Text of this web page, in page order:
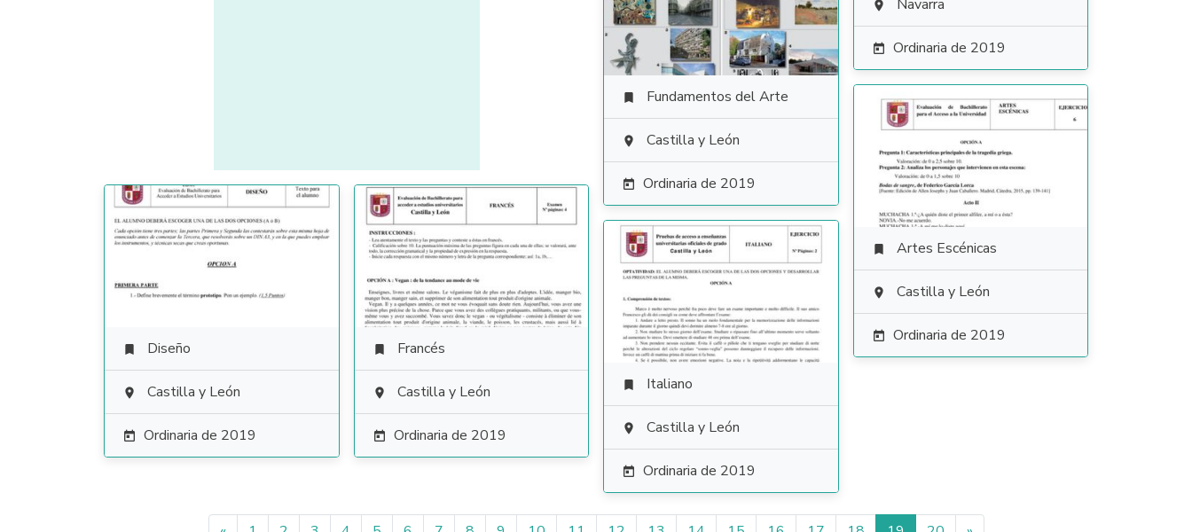
 Navarra
 Ordinaria de 2019
 Fundamentos del Arte
 Castilla y León
 Ordinaria de 2019
 Artes Escénicas
 Castilla y León
 Ordinaria de 2019
 Diseño
 Castilla y León
 Ordinaria de 2019
 Francés
 Castilla y León
 Ordinaria de 2019
 Italiano
 Castilla y León
 Ordinaria de 2019